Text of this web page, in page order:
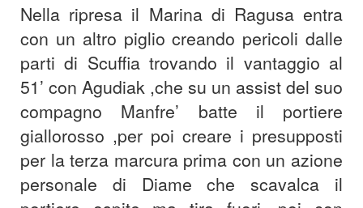
Nella ripresa il Marina di Ragusa entra
con un altro piglio creando pericoli dalle
parti di Scuffia trovando il vantaggio al
51’ con Agudiak ,che su un assist del suo
compagno Manfre’ batte il portiere
giallorosso ,per poi creare i presupposti
per la terza marcura prima con un azione
personale di Diame che scavalca il